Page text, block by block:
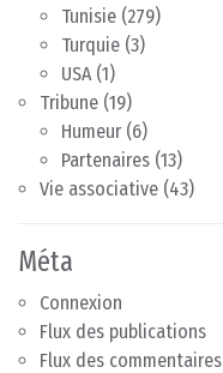
Tunisie (279)
Turquie (3)
USA(1)
Tribune (19)
Humeur (6)
Partenaires (13)
Vie associative (43)
Méta
Connexion
Flux des publications
Flux des commentaires